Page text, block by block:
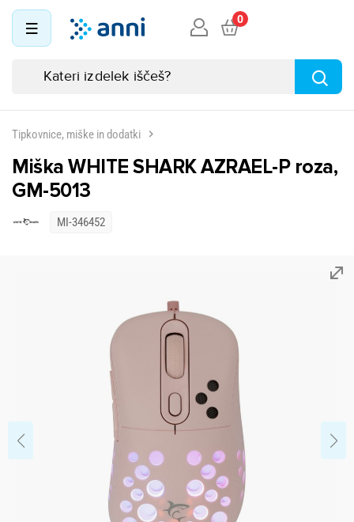
0
Tipkovnice, miške in dodatki
Miška WHITE SHARK AZRAEL-P roza,
GM-5013
MI-346452